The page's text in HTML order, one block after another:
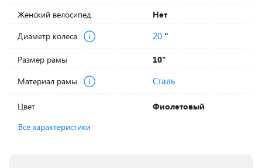
Женский велосипед
Нет
Диаметр колеса
20 "
Размер рамы
10"
Материал рамы
Сталь
Цвет
Фиолетовый
Все характеристики